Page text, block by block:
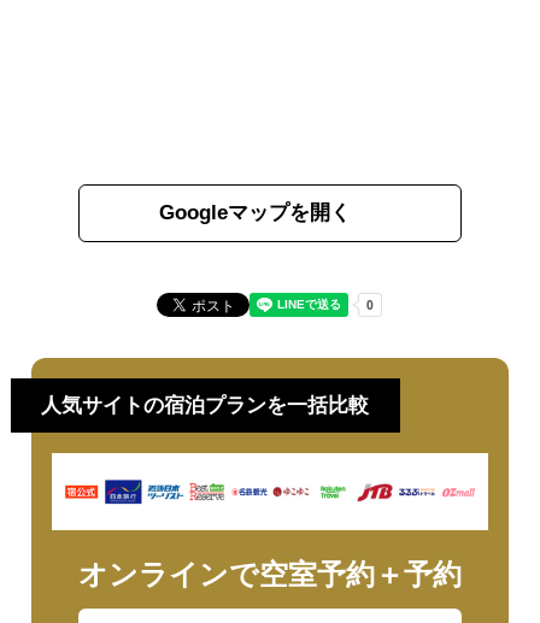
Googleマップを開く
人気サイトの宿泊プランを一括比較
オンラインで空室予約＋予約